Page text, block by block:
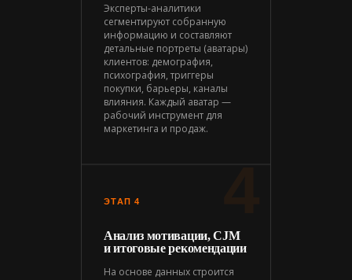
Эксперты-аналитики
сегментируют собранную
информацию и составляют
детальные портреты (аватары)
клиентов: демография,
психография, триггеры
покупки, барьеры, каналы
влияния. Каждый аватар —
рабочий инструмент для
маркетинга и продаж.
ЭТАП 4
Анализ мотивации, CJM
и итоговые рекомендации
На основе данных строится